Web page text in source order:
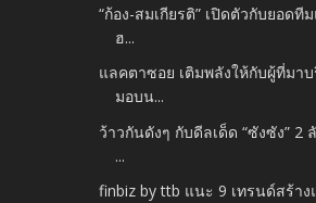
“ก้อง-สมเกียรติ” เปิดตัวกับยอดที
ฮ...
แลคตาซอย เติมพลังให้กับผู้ที่มา
มอบน...
ว้าวกันดังๆ กับดีลเด็ด “ซังซัง” 2
...
finbiz by ttb แนะ 9 เทรนด์สร้า